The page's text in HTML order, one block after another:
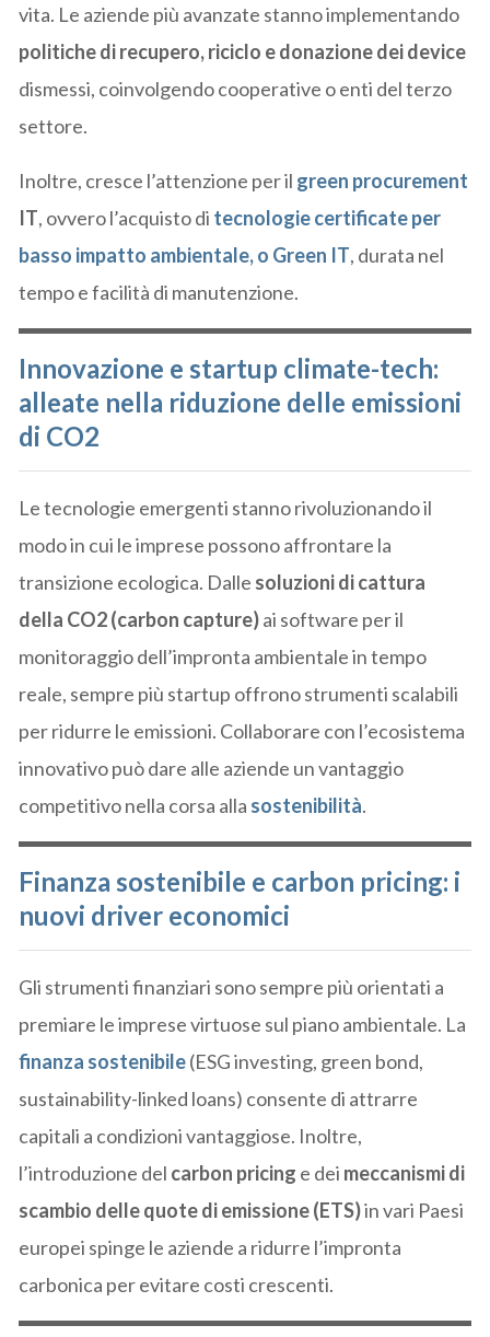
vita. Le aziende più avanzate stanno implementando
politiche di recupero, riciclo e donazione dei device
dismessi, coinvolgendo cooperative o enti del terzo
settore.
Inoltre, cresce l’attenzione per il green procurement
IT, ovvero l’acquisto di tecnologie certificate per
basso impatto ambientale, o Green IT, durata nel
tempo e facilità di manutenzione.
Innovazione e startup climate-tech:
alleate nella riduzione delle emissioni
di CO2
Le tecnologie emergenti stanno rivoluzionando il
modo in cui le imprese possono affrontare la
transizione ecologica. Dalle soluzioni di cattura
della CO2 (carbon capture)ai software per il
monitoraggio dell’impronta ambientale in tempo
reale, sempre più startup offrono strumenti scalabili
per ridurre le emissioni. Collaborare con l’ecosistema
innovativo può dare alle aziende un vantaggio
competitivo nella corsa alla sostenibilità.
Finanza sostenibile e carbon pricing: i
nuovi driver economici
Gli strumenti finanziari sono sempre più orientati a
premiare le imprese virtuose sul piano ambientale. La
finanza sostenibile(ESG investing, green bond,
sustainability-linked loans) consente di attrarre
capitali a condizioni vantaggiose. Inoltre,
l’introduzione del carbon pricing e dei meccanismi di
scambio delle quote di emissione (ETS)in vari Paesi
europei spinge le aziende a ridurre l’impronta
carbonica per evitare costi crescenti.